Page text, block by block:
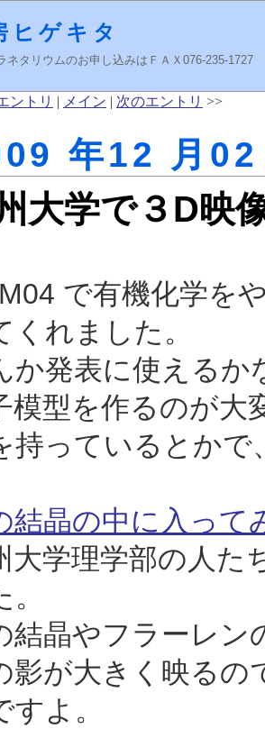
ヒゲキタ
ネタリウムのお申し込みはＦＡＸ076-235-
ントリ | メイン | 次のエントリ >>
年12 月
大学で３D映
で有機化学を
くれました。
か発表に使える
模型を作るのが大
持っているとかで
結晶の中に入って
大学理学部の人た
結晶やフラーレン
影が大きく映るの
すよ。